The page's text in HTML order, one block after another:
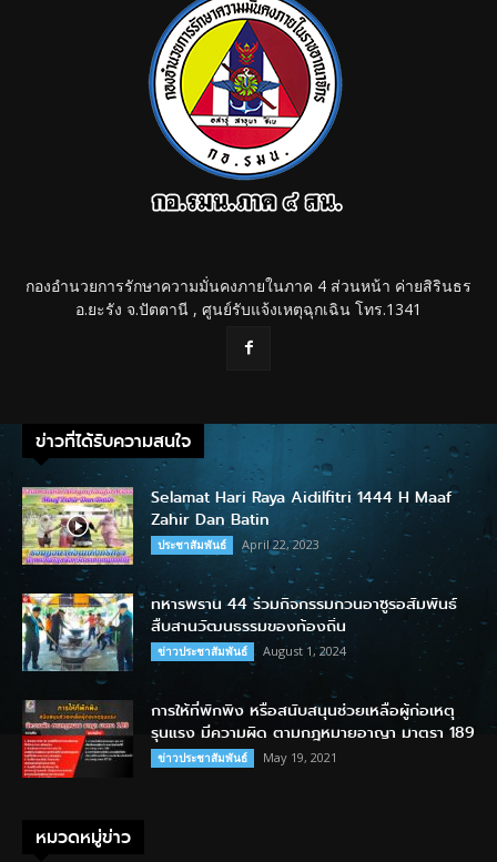
กองอำนวยการรักษาความมั่นคงภายในภาค 4 ส่วนหน้า ค่ายสิรินธร
อ.ยะรัง จ.ปัตตานี , ศูนย์รับแจ้งเหตุฉุกเฉิน โทร.1341
ข่าวที่ได้รับความสนใจ
Selamat Hari Raya Aidilfitri 1444 H Maaf
Zahir Dan Batin
ประชาสัมพันธ์ April 22, 2023
ทหารพราน 44 ร่วมกิจกรรมกวนอาซูรอสัมพันธ์
สืบสานวัฒนธรรมของท้องถิ่น
ข่าวประชาสัมพันธ์ August 1, 2024
การให้ที่พักพิง หรือสนับสนุนช่วยเหลือผู้ก่อเหตุ
รุนแรง มีความผิด ตามกฎหมายอาญา มาตรา 189
ข่าวประชาสัมพันธ์ May 19, 2021
หมวดหมู่ข่าว